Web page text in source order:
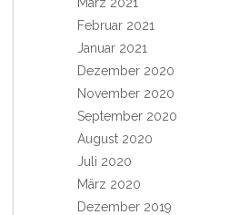
Februar 2021
Januar 2021
Dezember 2020
November 2020
September 2020
August 2020
Juli 2020
März 2020
Dezember 2019